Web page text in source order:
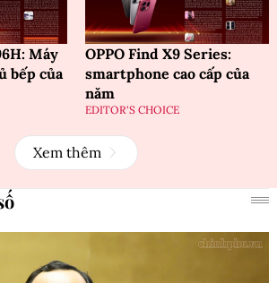
Máy
bếp của
OPPO Find X9 Series:
smartphone cao cấp của
năm
EDITOR'S CHOICE
Xem thêm